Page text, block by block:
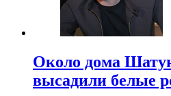
Около дома
высадили белые